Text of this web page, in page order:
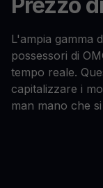
L'ampia gamma
possessori di
tempo reale.
capitalizzare i
man mano che